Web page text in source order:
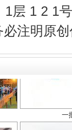
1层 1 2 1
注明原